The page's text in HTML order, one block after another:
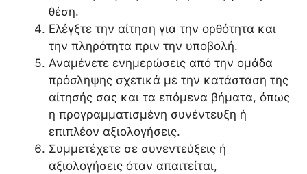
θέση.
Ελέγξτε την αίτηση για την ορθότητα και
την πληρότητα πριν την υποβολή.
Αναμένετε ενημερώσεις από την ομάδα
πρόσληψης σχετικά με την κατάσταση της
αίτησής σας και τα επόμενα βήματα, όπως
η προγραμματισμένη συνέντευξη ή
επιπλέον αξιολογήσεις.
Συμμετέχετε σε συνεντεύξεις ή
αξιολογήσεις όταν απαιτείται,